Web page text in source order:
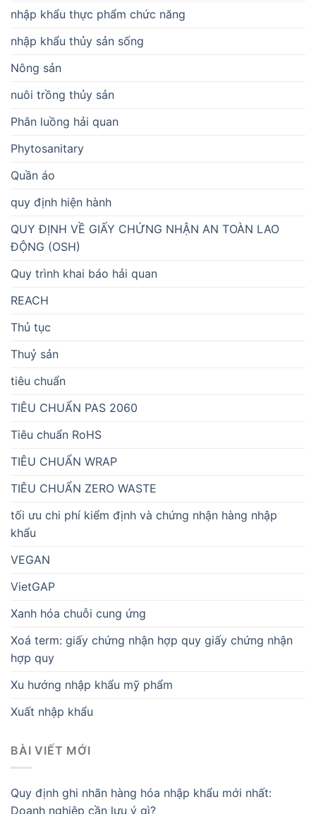
nhập khẩu thực phẩm chức năng
nhập khẩu thủy sản sống
Nông sản
nuôi trồng thủy sản
Phân luồng hải quan
Phytosanitary
Quần áo
quy định hiện hành
QUY ĐỊNH VỀ GIẤY CHỨNG NHẬN AN TOÀN LAO
ĐỘNG (OSH)
Quy trình khai báo hải quan
REACH
Thủ tục
Thuỷ sản
tiêu chuẩn
TIÊU CHUẨN PAS 2060
Tiêu chuẩn RoHS
TIÊU CHUẨN WRAP
TIÊU CHUẨN ZERO WASTE
tối ưu chi phí kiểm định và chứng nhận hàng nhập
khẩu
VEGAN
VietGAP
Xanh hóa chuỗi cung ứng
Xoá term: giấy chứng nhận hợp quy giấy chứng nhận
hợp quy
Xu hướng nhập khẩu mỹ phẩm
Xuất nhập khẩu
BÀI VIẾT MỚI
Quy định ghi nhãn hàng hóa nhập khẩu mới nhất:
Doanh nghiệp cần lưu ý gì?